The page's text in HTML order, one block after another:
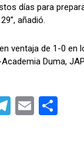
días para
añadió.
ventaja de 1-0 en
Duma,
T
E